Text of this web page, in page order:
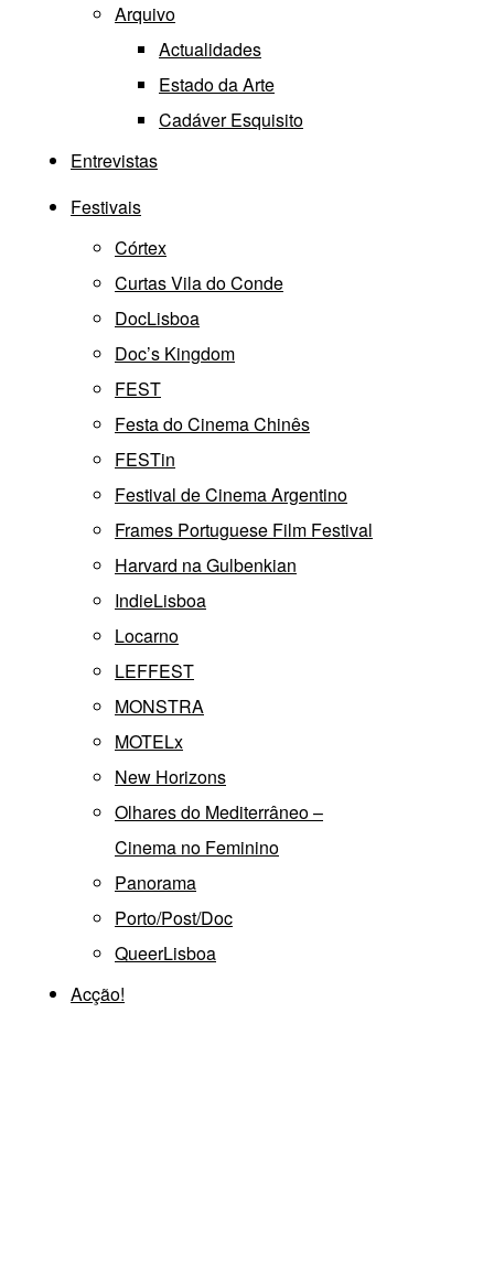
Arquivo
Actualidades
Estado da Arte
Cadáver Esquisito
Entrevistas
Festivais
Córtex
Curtas Vila do Conde
DocLisboa
Doc’s Kingdom
FEST
Festa do Cinema Chinês
FESTin
Festival de Cinema Argentino
Frames Portuguese Film Festival
Harvard na Gulbenkian
IndieLisboa
Locarno
LEFFEST
MONSTRA
MOTELx
New Horizons
Olhares do Mediterrâneo –
Cinema no Feminino
Panorama
Porto/Post/Doc
QueerLisboa
Acção!